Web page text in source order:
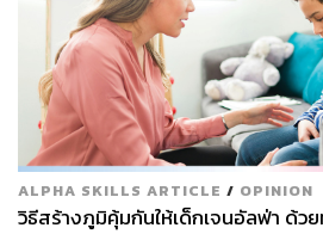
ALPHA SKILLS ARTICLE / OPINION
วิธีสร้างภูมิคุ้มกันให้เด็กเจนอัลฟ่า ด้ว